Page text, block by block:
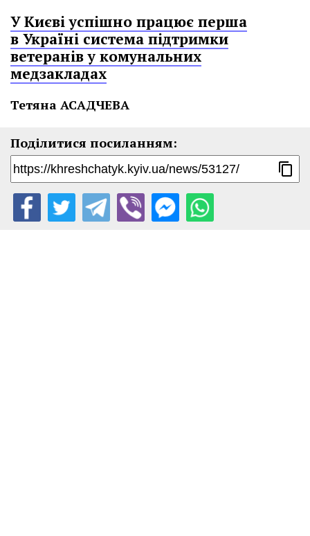
У Києві успішно працює перша
в Україні система підтримки
ветеранів у комунальних
медзакладах
Тетяна АСАДЧЕВА